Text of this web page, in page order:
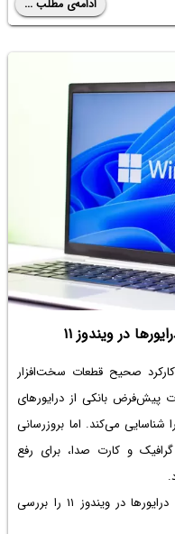
ادامه‌ی مطلب ...
در ویندوز ۱۱
کارکرد صحیح قطعات سخت‌افزار
پیش‌فرض بانکی از درایورهای
می‌کند. اما بروزرسانی
و کارت صدا، برای رفع
در این مقاله دو روش ساده‌ی آپدیت کردن درایورها در ویندوز ۱۱ را بررسی